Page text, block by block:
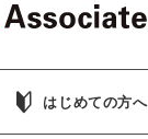
はじめての方へ